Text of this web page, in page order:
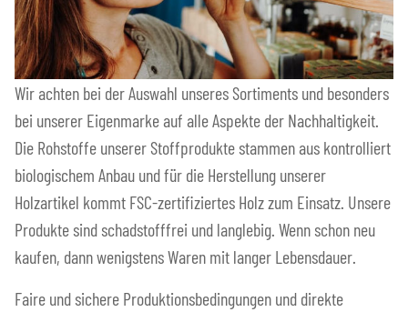
Wir achten bei der Auswahl unseres Sortiments und besonders
bei unserer Eigenmarke auf alle Aspekte der Nachhaltigkeit.
Die Rohstoffe unserer Stoffprodukte stammen aus kontrolliert
biologischem Anbau und für die Herstellung unserer
Holzartikel kommt FSC-zertifiziertes Holz zum Einsatz. Unsere
Produkte sind schadstofffrei und langlebig. Wenn schon neu
kaufen, dann wenigstens Waren mit langer Lebensdauer.
Faire und sichere Produktionsbedingungen und direkte